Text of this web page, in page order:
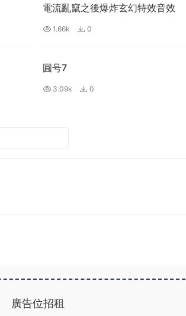
電流亂竄之後爆炸玄幻特效音效
1.66k 0
圓号7
3.09k 0
廣告位招租